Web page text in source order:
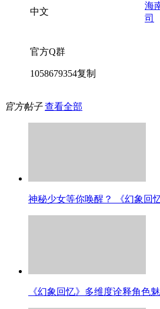
中文
海
司
官方Q群
1058679354复制
官方帖子 查看全部